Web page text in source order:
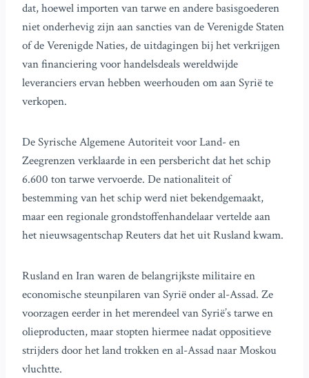
dat, hoewel importen van tarwe en andere basisgoederen
niet onderhevig zijn aan sancties van de Verenigde Staten
of de Verenigde Naties, de uitdagingen bij het verkrijgen
van financiering voor handelsdeals wereldwijde
leveranciers ervan hebben weerhouden om aan Syrië te
verkopen.
De Syrische Algemene Autoriteit voor Land- en
Zeegrenzen verklaarde in een persbericht dat het schip
6.600 ton tarwe vervoerde. De nationaliteit of
bestemming van het schip werd niet bekendgemaakt,
maar een regionale grondstoffenhandelaar vertelde aan
het nieuwsagentschap Reuters dat het uit Rusland kwam.
Rusland en Iran waren de belangrijkste militaire en
economische steunpilaren van Syrië onder al-Assad. Ze
voorzagen eerder in het merendeel van Syrië’s tarwe en
olieproducten, maar stopten hiermee nadat oppositieve
strijders door het land trokken en al-Assad naar Moskou
vluchtte.